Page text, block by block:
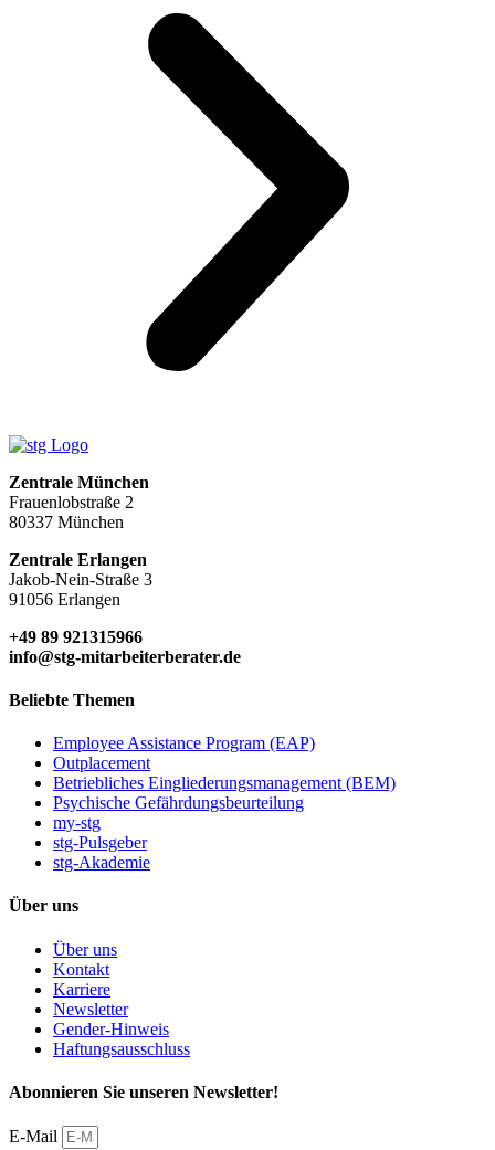
Zentrale München
Frauenlobstraße 2
80337 München
Zentrale Erlangen
Jakob-Nein-Straße 3
91056 Erlangen
+49 89 921315966
info@stg-mitarbeiterberater.de
Beliebte Themen
Employee Assistance Program (EAP)
Outplacement
Betriebliches Eingliederungsmanagement (BEM)
Psychische Gefährdungsbeurteilung
my-stg
stg-Pulsgeber
stg-Akademie
Über uns
Über uns
Kontakt
Karriere
Newsletter
Gender-Hinweis
Haftungsausschluss
Abonnieren Sie unseren Newsletter!
E-Mail